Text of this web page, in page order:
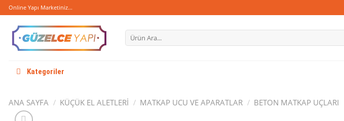
Skip
to
content
Online Yapı Marketiniz...
Ara:
Kategoriler
ANA SAYFA / KÜÇÜK EL ALETLERI / MATKAP UCU VE APARATLAR / BETON MATKAP UÇLARI